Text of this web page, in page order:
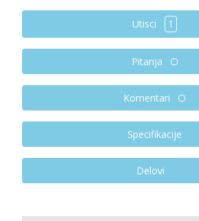
Utisci 1
Pitanja
Komentari
Specifikacije
Delovi